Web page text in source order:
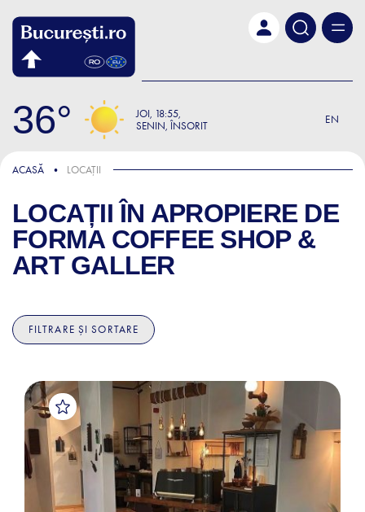
36 JOI 18:55
SENIN, ÎNSORIT
EN
ACASĂ LOCAȚII
LOCAȚII ÎN APROPIERE DE
FORMA COFFEE SHOP &
ART GALLER
FILTRARE ȘI SORTARE